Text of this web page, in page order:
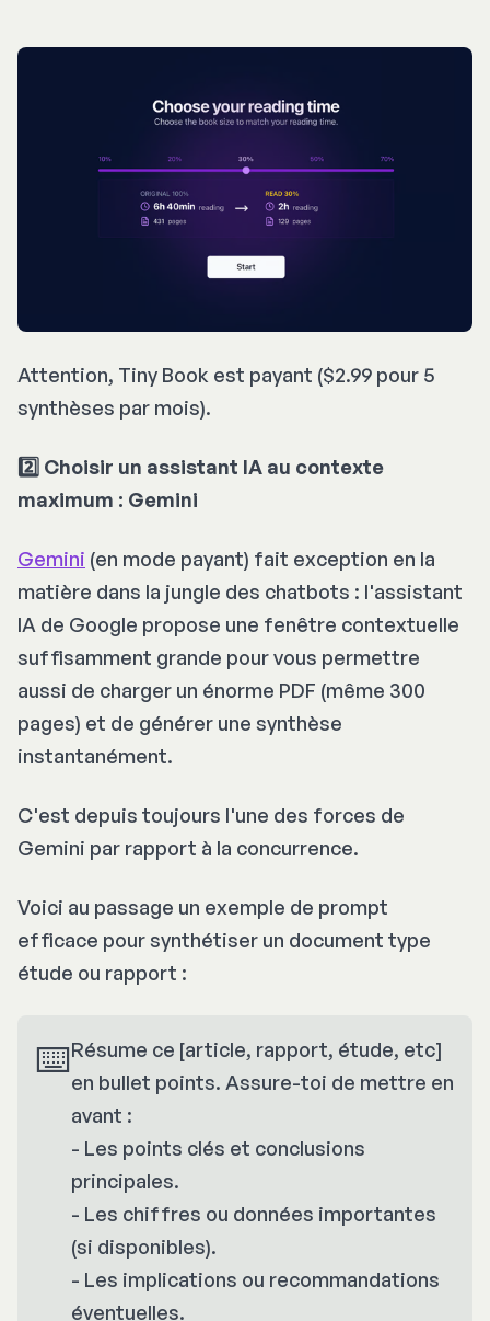
Attention, Tiny Book est payant ($2.99 pour 5
synthèses par mois).
2️⃣ Choisir un assistant IA au contexte
maximum : Gemini
Gemini (en mode payant) fait exception en la
matière dans la jungle des chatbots : l'assistant
IA de Google propose une fenêtre contextuelle
suffisamment grande pour vous permettre
aussi de charger un énorme PDF (même 300
pages) et de générer une synthèse
instantanément.
C'est depuis toujours l'une des forces de
Gemini par rapport à la concurrence.
Voici au passage un exemple de prompt
efficace pour synthétiser un document type
étude ou rapport :
⌨️Résume ce [article, rapport, étude, etc]
en bullet points. Assure-toi de mettre en
avant :
- Les points clés et conclusions
principales.
- Les chiffres ou données importantes
(si disponibles).
- Les implications ou recommandations
éventuelles.